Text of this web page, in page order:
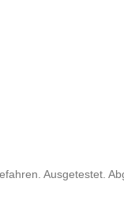
Ausgetestet.